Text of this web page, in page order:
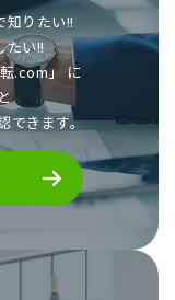
知りたい!!
たい!!
.com」 に
できます。